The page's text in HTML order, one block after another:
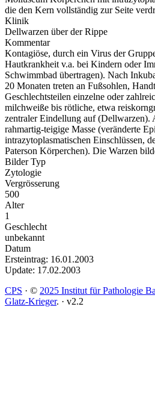
die den Kern vollständig zur Seite
Klinik
Dellwarzen über der Rippe
Kommentar
Kontagiöse, durch ein Virus der
Hautkrankheit v.a. bei Kindern oder
Schwimmbad übertragen). Nach
20 Monaten treten an Fußsohlen,
Geschlechtsteilen einzelne oder
milchweiße bis rötliche, etwa
zentraler Eindellung auf (Dellwarzen).
rahmartig-teigige Masse (veränderte
intrazytoplasmatischen Einschlüssen,
Paterson Körperchen). Die Warzen
Bilder Typ
Zytologie
Vergrösserung
500
Alter
1
Geschlecht
unbekannt
Datum
Ersteintrag: 16.01.2003
Update: 17.02.2003
CPS · © 2025 Institut für Pathologie
Glatz-Krieger. · v2.2